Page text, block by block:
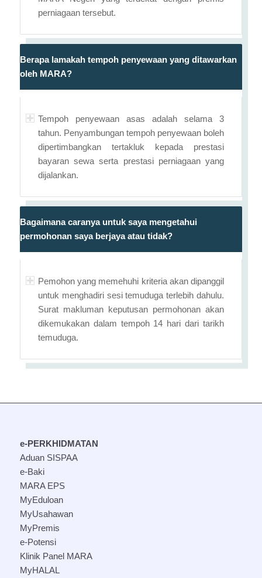
perniagaan tersebut.
Berapa lamakah tempoh penyewaan yang ditawarkan
oleh MARA?
Tempoh penyewaan asas adalah selama 3
tahun. Penyambungan tempoh penyewaan boleh
dipertimbangkan tertakluk kepada prestasi
bayaran sewa serta prestasi perniagaan yang
dijalankan.
Bagaimana caranya untuk saya mengetahui
permohonan saya berjaya atau tidak?
Pemohon yang memehuhi kriteria akan dipanggil
untuk menghadiri sesi temuduga terlebih dahulu.
Surat makluman keputusan permohonan akan
dikemukakan dalam tempoh 14 hari dari tarikh
temuduga.
e-PERKHIDMATAN
Aduan SISPAA
e-Baki
MARA EPS
MyEduloan
MyUsahawan
MyPremis
e-Potensi
Klinik Panel MARA
MyHALAL